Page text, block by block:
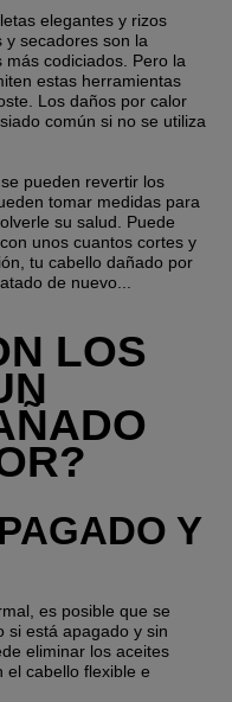
elegantes y rizos
y secadores son la
codiciados. Pero la
estas herramientas
Los daños por calor
común si no se utiliza
pueden revertir los
tomar medidas para
su salud. Puede
unos cuantos cortes y
tu cabello dañado por
de nuevo...
LOS
Y
es posible que se
si está apagado y sin
eliminar los aceites
el cabello flexible e